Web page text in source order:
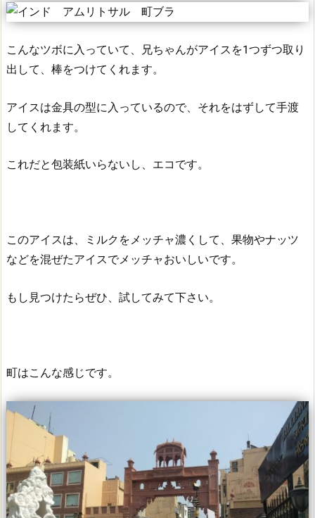
こんなツボに入っていて、兄ちゃんがアイスを1つずつ取り
出して、棒をつけてくれます。
アイスは金具の型に入っているので、それをはずして手渡
してくれます。
これだと包装紙いらないし、エコです。
このアイスは、ミルクをメッチャ濃くして、果物やナッツ
などを混ぜたアイスでメッチャおいしいです。
もし見つけたらぜひ、試してみて下さい。
町はこんな感じです。